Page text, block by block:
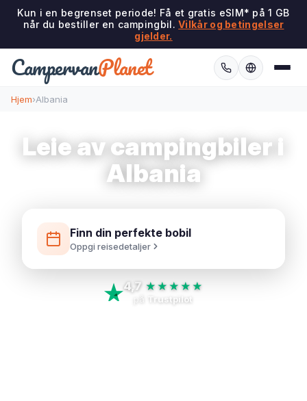
Kun i en begrenset periode! Få et gratis eSIM* på 1 GB
når du bestiller en campingbil.Vilkår og betingelser
gjelder.
CampervanPlanet
Hjem›Albania
Leie av campingbiler i
Albania
Finn din perfekte bobil
Oppgi reisedetaljer
4,7 ★★★★★
på Trustpilot